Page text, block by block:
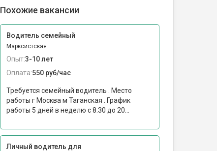
Похожие вакансии
Водитель семейный
Марксистская
Опыт:3-10 лет
Оплата:550 руб/час
Требуется семейный водитель . Место
работы г Москва м Таганская . График
работы 5 дней в неделю с 8.30 до 20...
Личный водитель для